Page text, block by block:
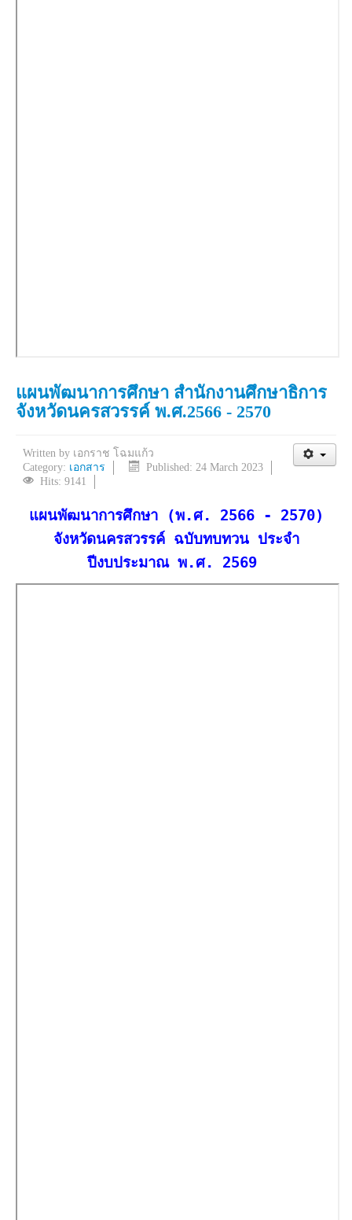
แผนพัฒนาการศึกษา สำนักงานศึกษาธิการ
จังหวัดนครสวรรค์ พ.ศ.2566 - 2570
Written by เอกราช โฉมแก้ว
Category: เอกสาร
Published: 24 March 2023
Hits: 9141
แผนพัฒนาการศึกษา (พ.ศ. 2566 - 2570)
จังหวัดนครสวรรค์ ฉบับทบทวน ประจำ
ปีงบประมาณ พ.ศ. 2569